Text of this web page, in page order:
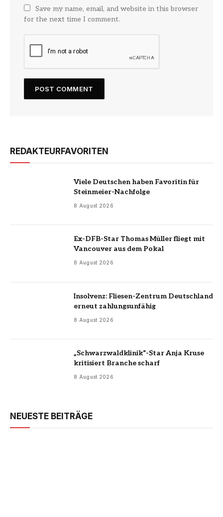
Save my name, email, and website in this browser
for the next time I comment.
REDAKTEURFAVORITEN
Viele Deutschen haben Favoritin für
Steinmeier-Nachfolge
8 August 2026
Ex-DFB-Star Thomas Müller fliegt mit
Vancouver aus dem Pokal
8 August 2026
Insolvenz: Fliesen-Zentrum Deutschland
erneut zahlungsunfähig
8 August 2026
„Schwarzwaldklinik“-Star Anja Kruse
kritisiert Branche scharf
8 August 2026
NEUESTE BEITRÄGE